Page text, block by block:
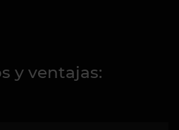
y ventajas: